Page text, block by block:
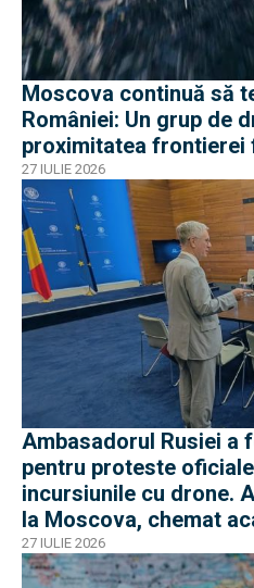
Moscova continuă să
României: Un grup de
proximitatea frontierei
27 IULIE 2026
Ambasadorul Rusiei a
pentru proteste
incursiunile cu drone.
la Moscova, chemat
27 IULIE 2026